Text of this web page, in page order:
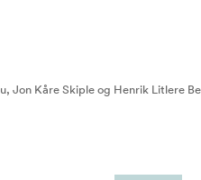
Jon Kåre Skiple og Henrik Litlere